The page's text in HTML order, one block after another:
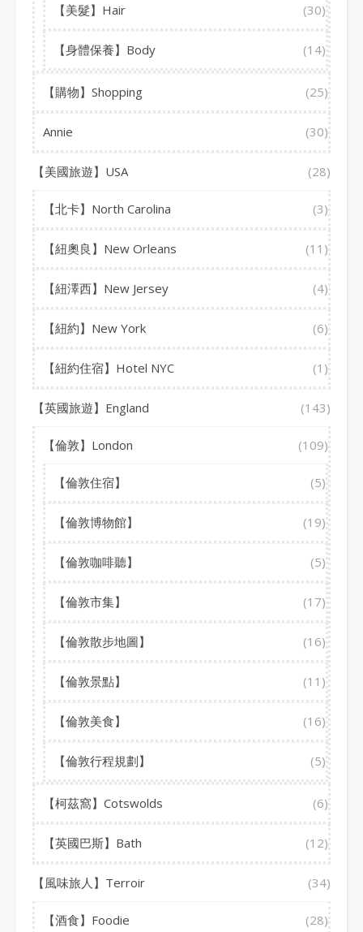
【美髮】Hair (30)
【身體保養】Body (14)
【購物】Shopping (25)
Annie (30)
【美國旅遊】USA (28)
【北卡】North Carolina (3)
【紐奧良】New Orleans (11)
【紐澤西】New Jersey (4)
【紐約】New York (6)
【紐約住宿】Hotel NYC (1)
【英國旅遊】England (143)
【倫敦】London (109)
【倫敦住宿】 (5)
【倫敦博物館】 (19)
【倫敦咖啡聽】 (5)
【倫敦市集】 (17)
【倫敦散步地圖】 (16)
【倫敦景點】 (11)
【倫敦美食】 (16)
【倫敦行程規劃】 (5)
【柯茲窩】Cotswolds (6)
【英國巴斯】Bath (12)
【風味旅人】Terroir (34)
【酒食】Foodie (28)